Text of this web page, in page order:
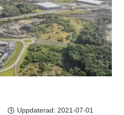
Uppdaterad: 2021-07-01